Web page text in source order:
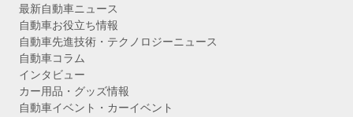
最新自動車ニュース
自動車お役立ち情報
自動車先進技術・テクノロジーニュース
自動車コラム
インタビュー
カー用品・グッズ情報
自動車イベント・カーイベント